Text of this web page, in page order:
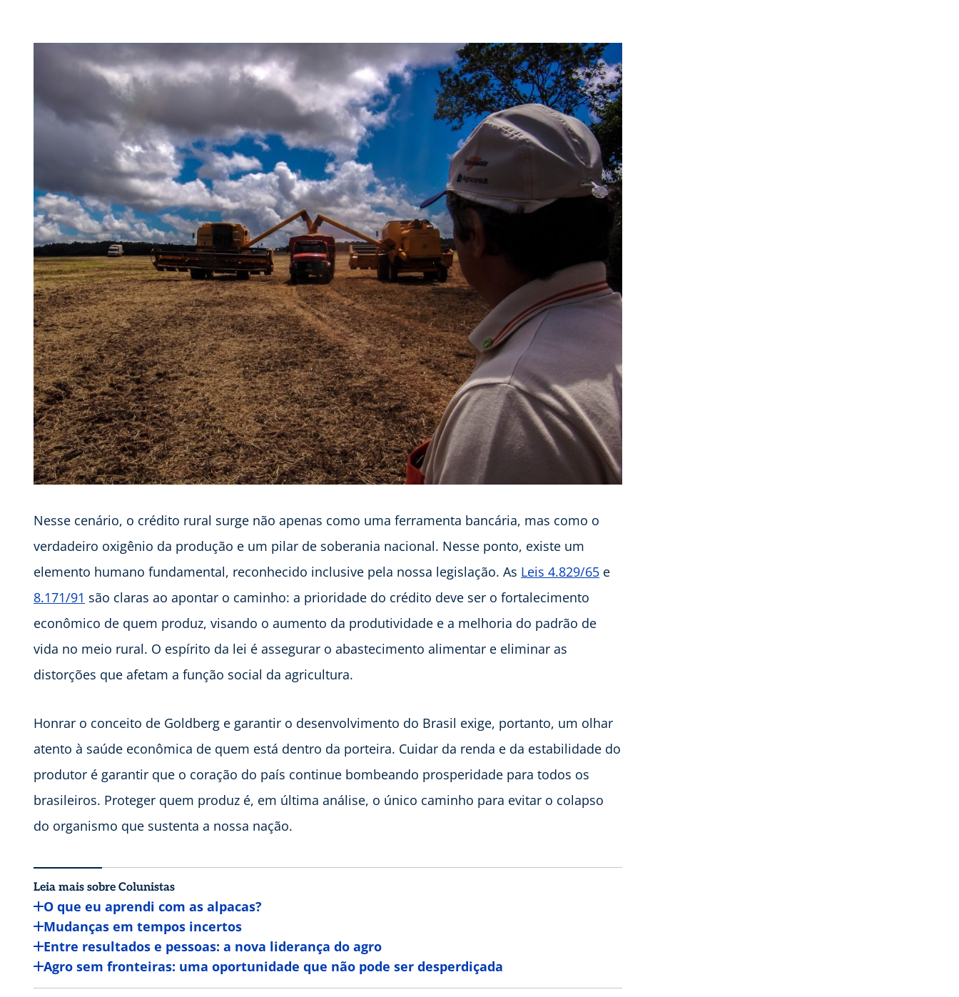
Nesse cenário, o crédito rural surge não apenas como uma ferramenta bancária, mas como o
verdadeiro oxigênio da produção e um pilar de soberania nacional. Nesse ponto, existe um
elemento humano fundamental, reconhecido inclusive pela nossa legislação. As Leis 4.829/65 e
8.171/91 são claras ao apontar o caminho: a prioridade do crédito deve ser o fortalecimento
econômico de quem produz, visando o aumento da produtividade e a melhoria do padrão de
vida no meio rural. O espírito da lei é assegurar o abastecimento alimentar e eliminar as
distorções que afetam a função social da agricultura.
Honrar o conceito de Goldberg e garantir o desenvolvimento do Brasil exige, portanto, um olhar
atento à saúde econômica de quem está dentro da porteira. Cuidar da renda e da estabilidade do
produtor é garantir que o coração do país continue bombeando prosperidade para todos os
brasileiros. Proteger quem produz é, em última análise, o único caminho para evitar o colapso
do organismo que sustenta a nossa nação.
Leia mais sobre Colunistas
O que eu aprendi com as alpacas?
Mudanças em tempos incertos
Entre resultados e pessoas: a nova liderança do agro
Agro sem fronteiras: uma oportunidade que não pode ser desperdiçada